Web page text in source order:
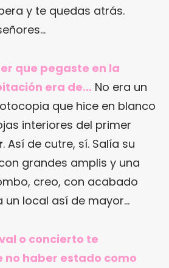
y te quedas atrás.
que pegaste en la
era de… No era un
que hice en blanco
interiores del primer
. Así de cutre, sí. Salía su
grandes amplis y una
creo, con acabado
un local así de mayor…
o concierto te
no haber estado como